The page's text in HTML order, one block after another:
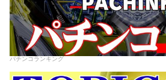
パチンコランキング